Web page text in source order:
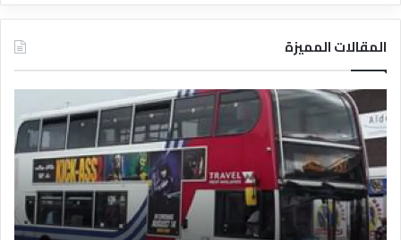
المقالات المميزة
ل
ي
ش
ر
ك
ا